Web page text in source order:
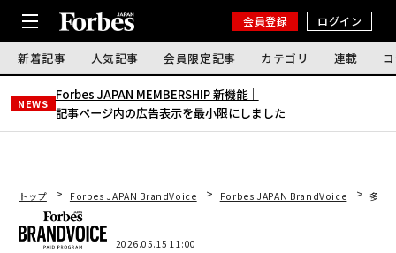
会員登録 ログイン
新着記事 人気記事 会員限定記事 カテゴリ 連載
NEWS
Forbes JAPAN MEMBERSHIP 新機能｜
記事ページ内の広告表示を最小限にしました
トップ Forbes JAPAN BrandVoice Forbes JAPAN BrandVoice 多様
2026.05.15 11:00